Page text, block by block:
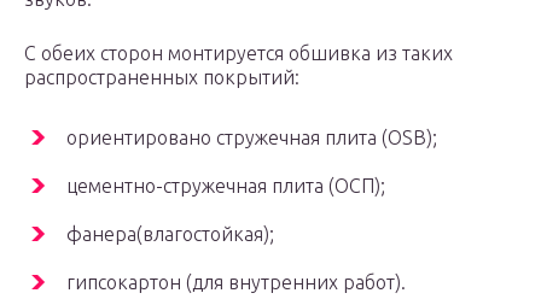
С обеих сторон монтируется обшивка из таких
распространенных покрытий:
ориентировано стружечная плита (OSB);
цементно-стружечная плита (ОСП);
фанера(влагостойкая);
гипсокартон (для внутренних работ).